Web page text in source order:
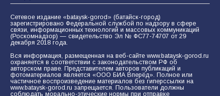
Сетевое издание «bataysk-gorod» (батайск-город)
зарегистрировано Федеральной службой по надзору в сфере
связи, информационных технологий и массовых коммуникаций
(Роскомнадзор) — свидетельство Эл № ФС77-74707 от 29
декабря 2018 года.
Вся информация, размещенная на веб-сайте www.bataysk-gorod.ru
охраняется в соответствии с законодательством РФ об
авторском праве. Представителем авторов публикаций и
фотоматериалов является «ООО БИА Вперёд». Полное или
частичное воспроизведение материалов без гиперссылки на
www.bataysk-gorod.ru запрещается. Пользователи должны
соблюдать морально-этические нормы при отправке